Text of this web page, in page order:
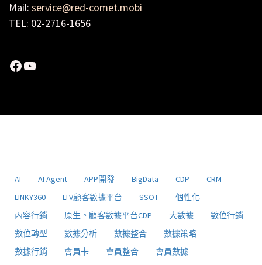
Mail: service@red-comet.mobi
TEL: 02-2716-1656
Facebook
YouTube
AI AI Agent APP開發 BigData CDP
CRM
LINKY360
LTV顧客數據平台 SSOT
個性化
內容行銷
原生。顧客數據平台CDP 大數據
數位行銷
數位轉型
數據分析 數據整合
數據策略
數據行銷
會員卡 會員整合
會員數據